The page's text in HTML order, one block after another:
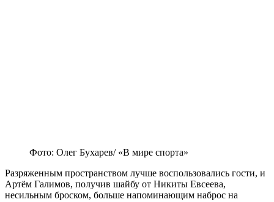
Фото: Олег Бухарев/ «В мире спорта»
Разряженным пространством лучше воспользовались гости, и
Артём Галимов, получив шайбу от Никиты Евсеева,
несильным броском, больше напоминающим наброс на